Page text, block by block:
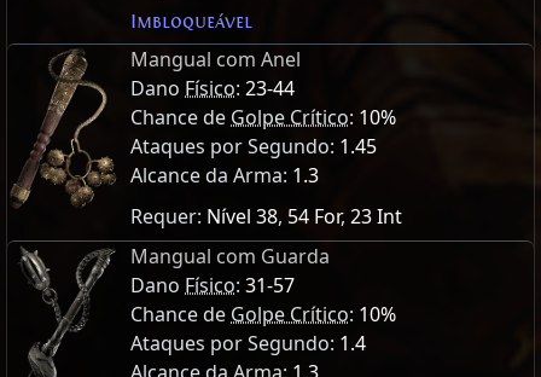
Imbloqueável
Mangual com Anel
Dano Físico: 23-44
Chance de Golpe Crítico: 10%
Ataques por Segundo: 1.45
Alcance da Arma: 1.3
Requer: Nível 38, 54 For, 23 Int
Mangual com Guarda
Dano Físico: 31-57
Chance de Golpe Crítico: 10%
Ataques por Segundo: 1.4